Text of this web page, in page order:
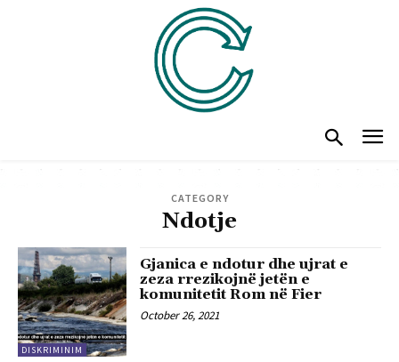
CATEGORY
Ndotje
DISKRIMINIM
Gjanica e ndotur dhe ujrat e
zeza rrezikojnë jetën e
komunitetit Rom në Fier
October 26, 2021